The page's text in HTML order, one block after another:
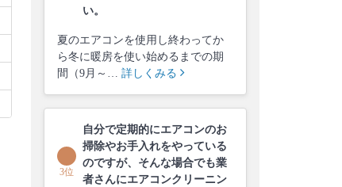
い。
夏のエアコンを使用し終わってか
ら冬に暖房を使い始めるまでの期
間（9月～… 詳しくみる
3位
自分で定期的にエアコンのお
掃除やお手入れをやっている
のですが、そんな場合でも業
者さんにエアコンクリーニン